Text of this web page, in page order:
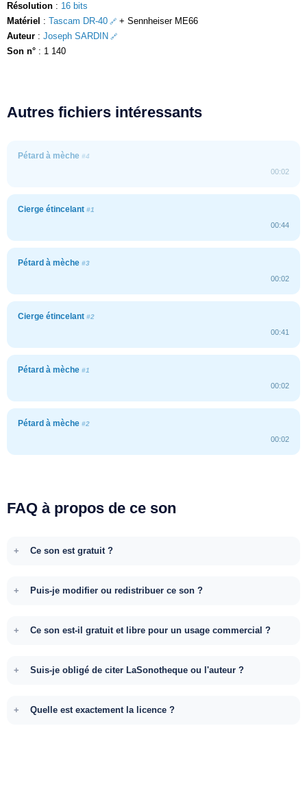
Résolution : 16 bits
Matériel : Tascam DR-40
+ Sennheiser ME66
Auteur : Joseph SARDIN
Son n° : 1 140
Autres fichiers intéressants
Pétard à mèche #4
00:02
Cierge étincelant #1
00:44
Pétard à mèche #3
00:02
Cierge étincelant #2
00:41
Pétard à mèche #1
00:02
Pétard à mèche #2
00:02
FAQ à propos de ce son
Ce son est gratuit ?
Puis-je modifier ou redistribuer ce son ?
Ce son est-il gratuit et libre pour un usage commercial ?
Suis-je obligé de citer LaSonotheque ou l'auteur ?
Quelle est exactement la licence ?